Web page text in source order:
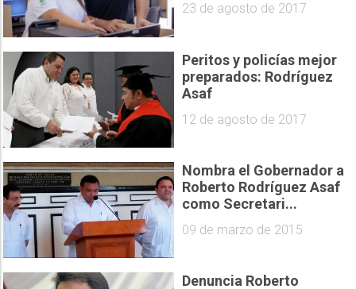
23 de agosto de 2017
Peritos y policías mejor
preparados: Rodríguez
Asaf
12 de agosto de 2017
Nombra el Gobernador a
Roberto Rodríguez Asaf
como Secretari...
09 de marzo de 2015
Denuncia Roberto